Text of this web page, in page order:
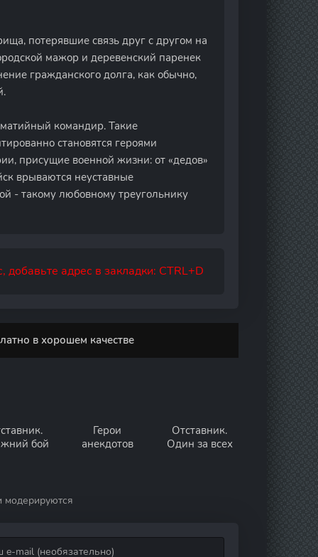
потерявшие связь друг с другом на
мажор и деревенский паренек
гражданского долга, как обычно,
командир. Такие
становятся героями
присущие военной жизни: от «дедов»
врываются неуставные
- такому любовному треугольнику
адрес в закладки: CTRL+D
в хорошем качестве
бой
Герои
анекдотов
Отставник.
Один за всех
модерируются